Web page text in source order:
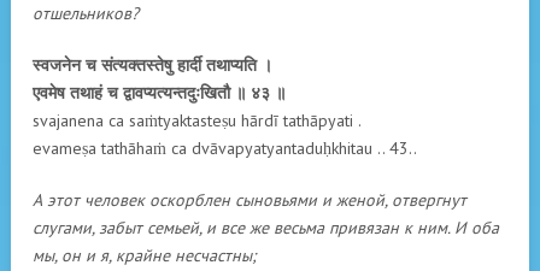
отшельников?
स्वजनेन च संत्यक्तस्तेषु हार्दी तथाप्यति ।
एवमेष तथाहं च द्वावप्यत्यन्तदुःखितौ ॥ ४३ ॥
svajanena ca saṁtyaktasteṣu hārdī tathāpyati .
evameṣa tathāhaṁ ca dvāvapyatyantaduḥkhitau .. 43..
А этот человек оскорблен сыновьями и женой, отвергнут
слугами, забыт семьей, и все же весьма привязан к ним. И оба
мы, он и я, крайне несчастны;